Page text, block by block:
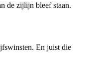
de zijlijn bleef staan.
En juist die